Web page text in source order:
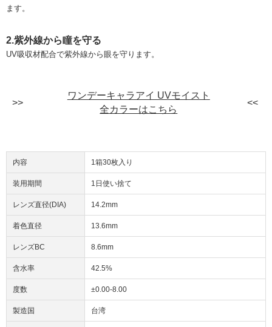
ます。
2.紫外線から瞳を守る
UV吸収材配合で紫外線から眼を守ります。
ワンデーキャラアイ UVモイスト
全カラーはこちら
内容 1箱30枚入り
装用期間 1日使い捨て
レンズ直径(DIA) 14.2mm
着色直径 13.6mm
レンズBC 8.6mm
含水率 42.5%
度数 ±0.00-8.00
製造国 台湾